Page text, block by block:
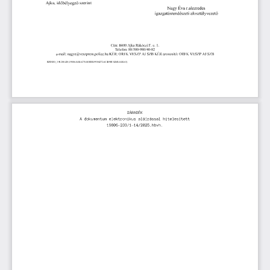
Telefon: 88/500-980/40-82
e-
RZSNEO_3.90.200.420 (19806-8454.6278-SOEIHI-99304272-6C4B90E5426B-8454.63)
Ajka, id
szerint